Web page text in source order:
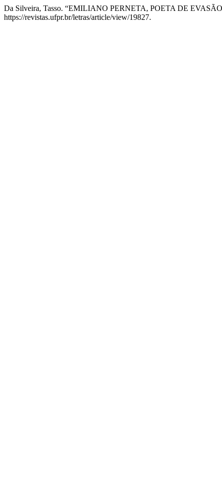
Da Silveira, Tasso. “EMILIANO PERNETA, POETA DE
https://revistas.ufpr.br/letras/article/view/19827.